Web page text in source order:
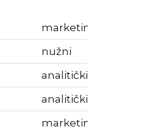
marketinški
nužni
analitički
analitički
marketinški